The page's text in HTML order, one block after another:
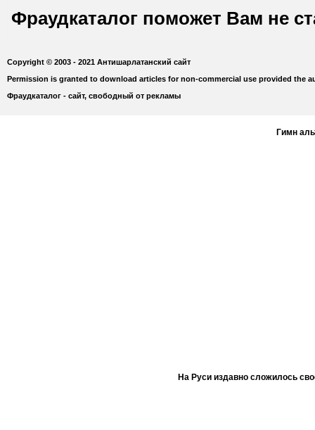
Фраудкаталог поможет Вам не
Copyright © 2003 - 2021 Антишарлатанский сайт
Permission is granted to download articles for non-commercial use provided the
Фраудкаталог - сайт, свободный от рекламы
Гимн
На Руси издавно сложилось